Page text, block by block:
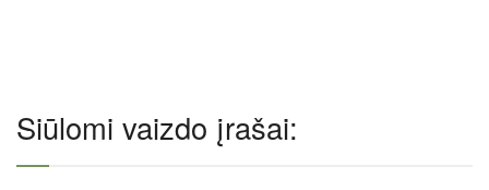
Siūlomi vaizdo įrašai: